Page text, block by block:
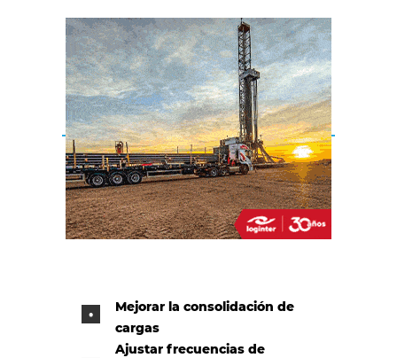
Mejorar la consolidación de
cargas
Ajustar frecuencias de